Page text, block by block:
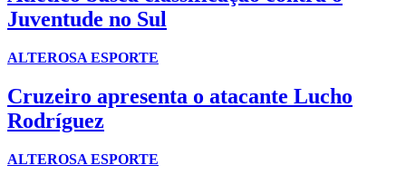
Juventude no Sul
ALTEROSA ESPORTE
Cruzeiro apresenta o atacante Lucho
Rodríguez
ALTEROSA ESPORTE